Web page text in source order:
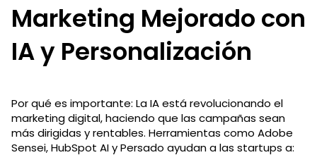
Marketing Mejorado con
IA y Personalización
Por qué es importante: La IA está revolucionando el
marketing digital, haciendo que las campañas sean
más dirigidas y rentables. Herramientas como Adobe
Sensei, HubSpot AI y Persado ayudan a las startups a: